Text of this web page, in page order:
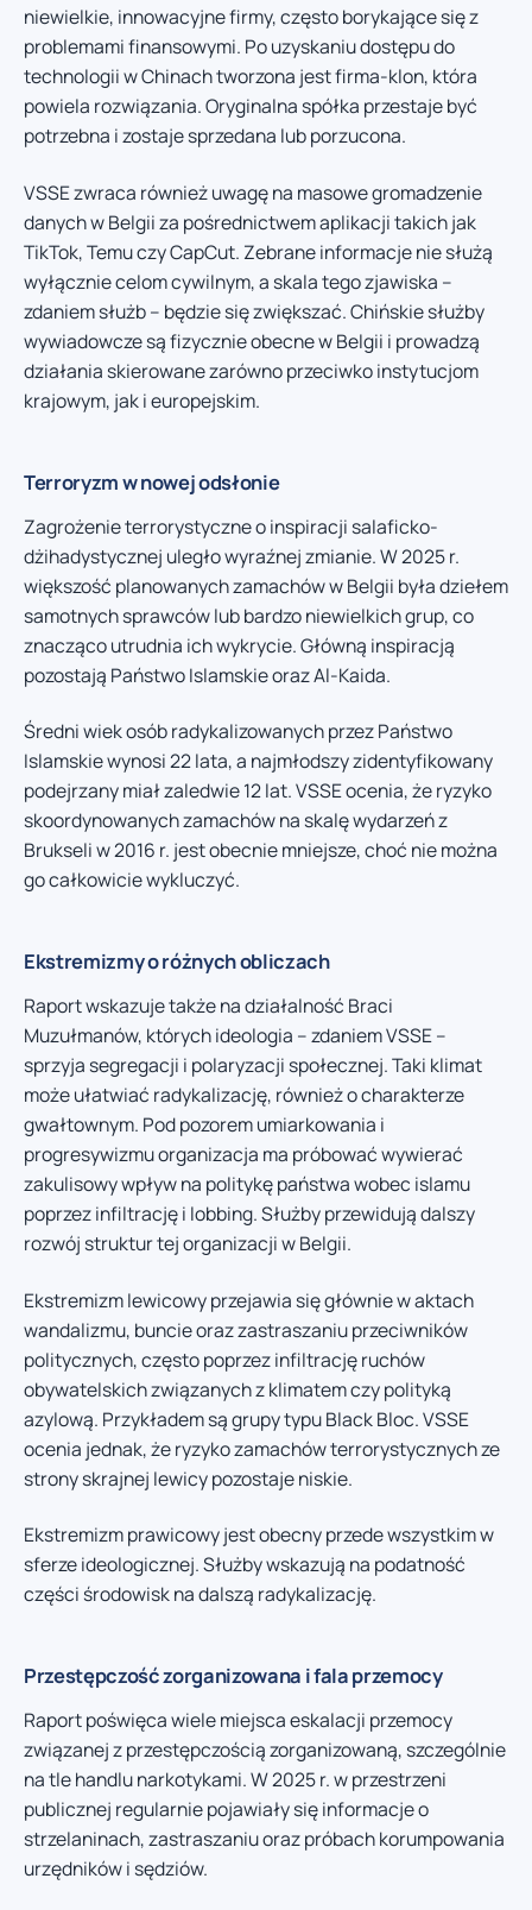
niewielkie, innowacyjne firmy, często borykające się z
problemami finansowymi. Po uzyskaniu dostępu do
technologii w Chinach tworzona jest firma-klon, która
powiela rozwiązania. Oryginalna spółka przestaje być
potrzebna i zostaje sprzedana lub porzucona.
VSSE zwraca również uwagę na masowe gromadzenie
danych w Belgii za pośrednictwem aplikacji takich jak
TikTok, Temu czy CapCut. Zebrane informacje nie służą
wyłącznie celom cywilnym, a skala tego zjawiska –
zdaniem służb – będzie się zwiększać. Chińskie służby
wywiadowcze są fizycznie obecne w Belgii i prowadzą
działania skierowane zarówno przeciwko instytucjom
krajowym, jak i europejskim.
Terroryzm w nowej odsłonie
Zagrożenie terrorystyczne o inspiracji salaficko-
dżihadystycznej uległo wyraźnej zmianie. W 2025 r.
większość planowanych zamachów w Belgii była dziełem
samotnych sprawców lub bardzo niewielkich grup, co
znacząco utrudnia ich wykrycie. Główną inspiracją
pozostają Państwo Islamskie oraz Al-Kaida.
Średni wiek osób radykalizowanych przez Państwo
Islamskie wynosi 22 lata, a najmłodszy zidentyfikowany
podejrzany miał zaledwie 12 lat. VSSE ocenia, że ryzyko
skoordynowanych zamachów na skalę wydarzeń z
Brukseli w 2016 r. jest obecnie mniejsze, choć nie można
go całkowicie wykluczyć.
Ekstremizmy o różnych obliczach
Raport wskazuje także na działalność Braci
Muzułmanów, których ideologia – zdaniem VSSE –
sprzyja segregacji i polaryzacji społecznej. Taki klimat
może ułatwiać radykalizację, również o charakterze
gwałtownym. Pod pozorem umiarkowania i
progresywizmu organizacja ma próbować wywierać
zakulisowy wpływ na politykę państwa wobec islamu
poprzez infiltrację i lobbing. Służby przewidują dalszy
rozwój struktur tej organizacji w Belgii.
Ekstremizm lewicowy przejawia się głównie w aktach
wandalizmu, buncie oraz zastraszaniu przeciwników
politycznych, często poprzez infiltrację ruchów
obywatelskich związanych z klimatem czy polityką
azylową. Przykładem są grupy typu Black Bloc. VSSE
ocenia jednak, że ryzyko zamachów terrorystycznych ze
strony skrajnej lewicy pozostaje niskie.
Ekstremizm prawicowy jest obecny przede wszystkim w
sferze ideologicznej. Służby wskazują na podatność
części środowisk na dalszą radykalizację.
Przestępczość zorganizowana i fala przemocy
Raport poświęca wiele miejsca eskalacji przemocy
związanej z przestępczością zorganizowaną, szczególnie
na tle handlu narkotykami. W 2025 r. w przestrzeni
publicznej regularnie pojawiały się informacje o
strzelaninach, zastraszaniu oraz próbach korumpowania
urzędników i sędziów.